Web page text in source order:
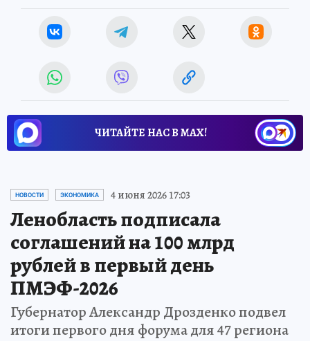
ЧИТАЙТЕ НАС В МАХ!
НОВОСТИ ЭКОНОМИКА 4 июня 2026 17:03
Ленобласть подписала
соглашений на 100 млрд
рублей в первый день
ПМЭФ-2026
Губернатор Александр Дрозденко подвел
итоги первого дня форума для 47 региона